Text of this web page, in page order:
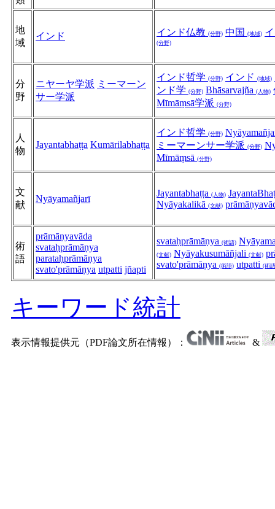
地
域
インド インド仏教 (分野) 中国 (地域)
(分野)
分
野
ニヤーヤ学派 ミーマーン
サー学派
インド哲学 (分野) インド (地域)
ンド学 (分野) Bhāsarvajña (人物)
Mīmāṃsā学派 (分野)
人
物
Jayantabhaṭṭa Kumārilabhaṭṭa
インド哲学 (分野)
ミーマーンサー学派 (分野)
Mīmāṃsā (分野)
文
献
Nyāyamañjarī
Jayantabhaṭṭa (人物)
Nyāyakalikā (文献)
術
語
prāmāṇyavāda
svataḥprāmāṇya
parataḥprāmāṇya
svato'prāmāṇya utpatti jñapti
svataḥprāmāṇya (術語)
(文献) Nyāyakusumāñjali (文献)
svato'prāmāṇya (術語) utpatti (術
キーワード統計
表示情報提供元（PDF論文所在情報）： &